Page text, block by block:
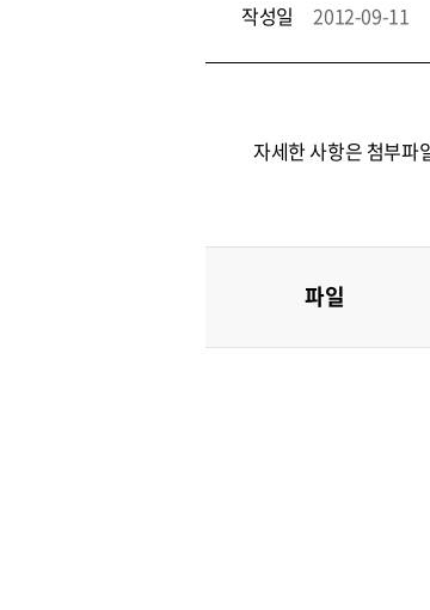
작성일 2012-09-11
자세한 사항은 첨부파
파일